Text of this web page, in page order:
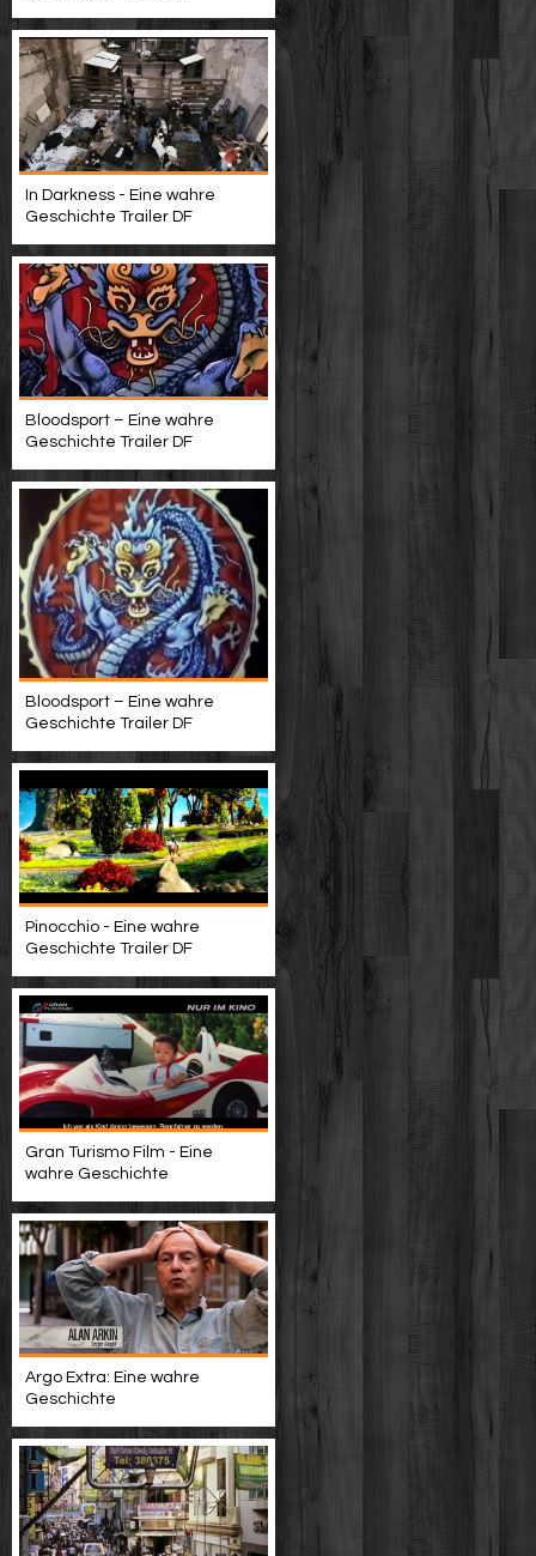
In Darkness - Eine wahre
Geschichte Trailer DF
Bloodsport – Eine wahre
Geschichte Trailer DF
Bloodsport – Eine wahre
Geschichte Trailer DF
Pinocchio - Eine wahre
Geschichte Trailer DF
Gran Turismo Film - Eine
wahre Geschichte
Argo Extra: Eine wahre
Geschichte